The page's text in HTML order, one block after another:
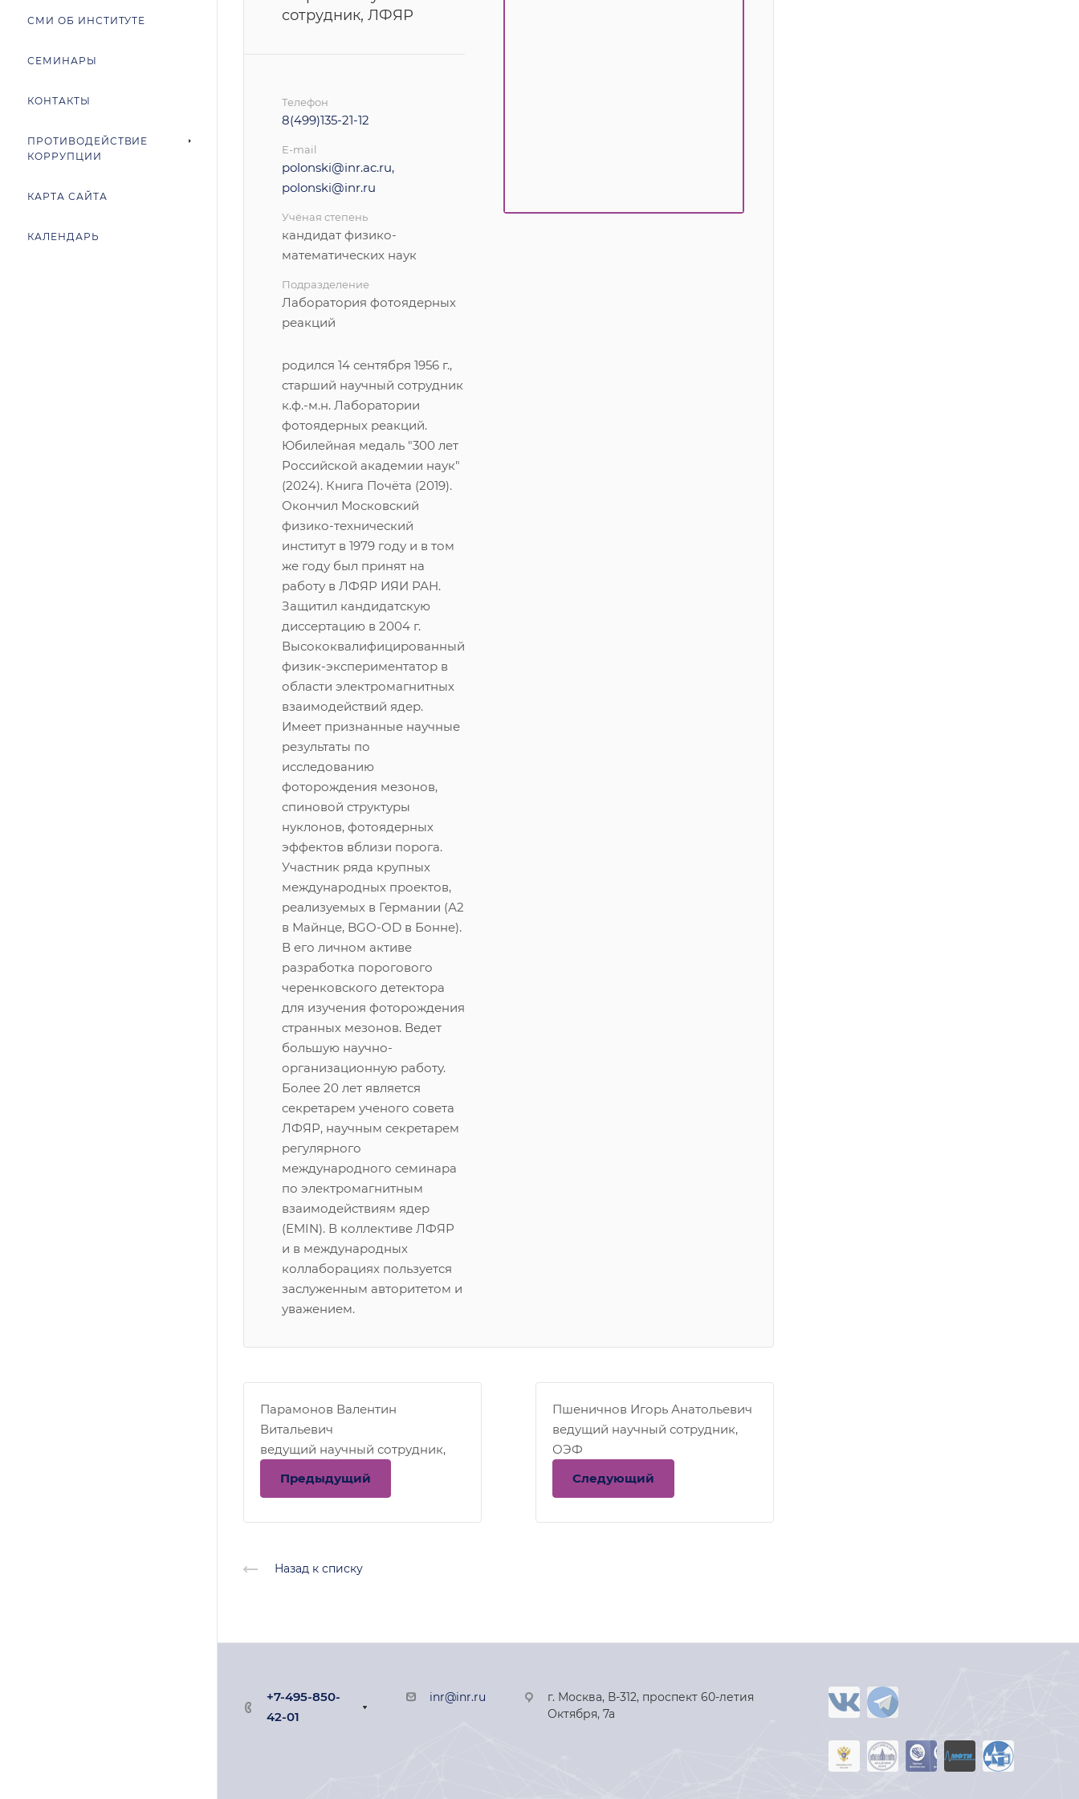
СМИ ОБ ИНСТИТУТЕ
СЕМИНАРЫ
КОНТАКТЫ
ПРОТИВОДЕЙСТВИЕ
КОРРУПЦИИ
КАРТА САЙТА
КАЛЕНДАРЬ
сотрудник, ЛФЯР
Телефон
8(499)135-21-12
E-mail
polonski@inr.ac.ru,
polonski@inr.ru
Учёная степень
кандидат физико-
математических наук
Подразделение
Лаборатория фотоядерных
реакций
родился 14 сентября 1956 г.,
старший научный сотрудник
к.ф.-м.н. Лаборатории
фотоядерных реакций.
Юбилейная медаль "300 лет
Российской академии наук"
(2024). Книга Почёта (2019).
Окончил Московский
физико-технический
институт в 1979 году и в том
же году был принят на
работу в ЛФЯР ИЯИ РАН.
Защитил кандидатскую
диссертацию в 2004 г.
Высококвалифицированный
физик-экспериментатор в
области электромагнитных
взаимодействий ядер.
Имеет признанные научные
результаты по
исследованию
фоторождения мезонов,
спиновой структуры
нуклонов, фотоядерных
эффектов вблизи порога.
Участник ряда крупных
международных проектов,
реализуемых в Германии (А2
в Майнце, BGO-OD в Бонне).
В его личном активе
разработка порогового
черенковского детектора
для изучения фоторождения
странных мезонов. Ведет
большую научно-
организационную работу.
Более 20 лет является
секретарем ученого совета
ЛФЯР, научным секретарем
регулярного
международного семинара
по электромагнитным
взаимодействиям ядер
(EMIN). В коллективе ЛФЯР
и в международных
коллаборациях пользуется
заслуженным авторитетом и
уважением.
Парамонов Валентин
Витальевич
ведущий научный сотрудник,
Предыдущий
Пшеничнов Игорь Анатольевич
ведущий научный сотрудник,
ОЭФ
Следующий
Назад к списку
+7-495-850-
42-01
inr@inr.ru
г. Москва, В-312, проспект 60-летия
Октября, 7а